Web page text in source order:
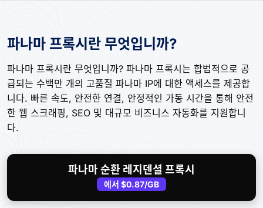
파나마 프록시란 무엇입니까?
파나마 프록시란 무엇입니까? 파나마 프록시는 합법적으로 공
급되는 수백만 개의 고품질 파나마 IP에 대한 액세스를 제공합
니다. 빠른 속도, 안전한 연결, 안정적인 가동 시간을 통해 안전
한 웹 스크래핑, SEO 및 대규모 비즈니스 자동화를 지원합니
다.
파나마 순환 레지덴셜 프록시
에서 $0.87/GB